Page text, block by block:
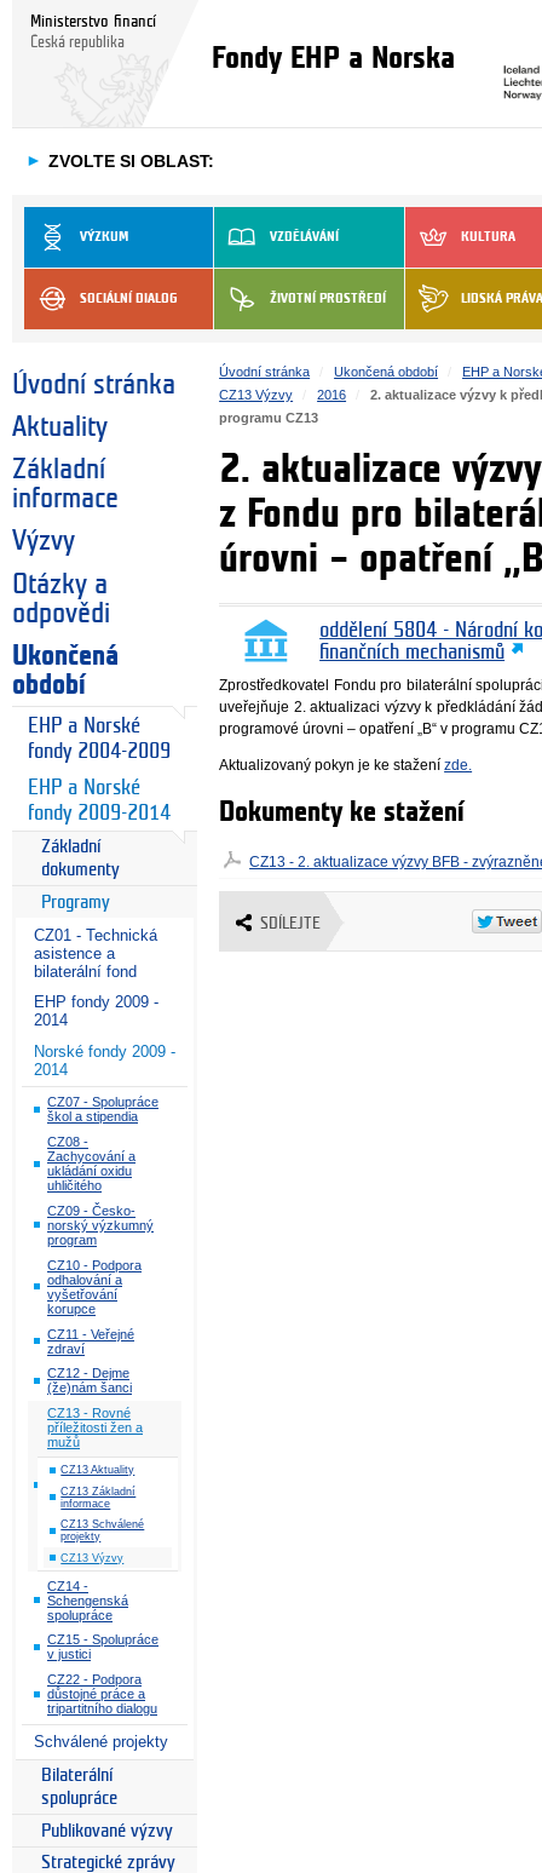
Ministerstvo financí
Česká republika
Fondy EHP a Norska
► ZVOLTE SI OBLAST:
VÝZKUM VZDĚLÁVÁNÍ KULTURA
SOCIÁLNÍ DIALOG ŽIVOTNÍ PROSTŘEDÍ LIDSKÁ PRÁVA
Úvodní stránka
Aktuality
Základní
informace
Výzvy
Otázky a
odpovědi
Ukončená
období
EHP a Norské
fondy 2004-2009
EHP a Norské
fondy 2009-2014
Základní
dokumenty
Programy
CZ01 - Technická
asistence a
bilaterální fond
EHP fondy 2009 -
2014
Norské fondy 2009 -
2014
CZ07 - Spolupráce
škol a stipendia
CZ08 -
Zachycování a
ukládání oxidu
uhličitého
CZ09 - Česko-
norský výzkumný
program
CZ10 - Podpora
odhalování a
vyšetřování
korupce
CZ11 - Veřejné
zdraví
CZ12 - Dejme
(že)nám šanci
CZ13 - Rovné
příležitosti žen a
mužů
CZ13 Aktuality
CZ13 Základní
informace
CZ13 Schválené
projekty
CZ13 Výzvy
CZ14 -
Schengenská
spolupráce
CZ15 - Spolupráce
v justici
CZ22 - Podpora
důstojné práce a
tripartitního dialogu
Schválené projekty
Bilaterální
spolupráce
Publikované výzvy
Strategické zprávy
Úvodní stránka Ukončená období
EHP a
CZ13 Výzvy
2016
2. aktualizace výzvy k
programu CZ13
2. aktualizace
z Fondu pro
úrovni – opatření
oddělení 5804 - Národní
finančních mechanismů
Zprostředkovatel Fondu pro bilaterální
uveřejňuje 2. aktualizaci výzvy k předkládání
programové úrovni – opatření „B“ v programu
Aktualizovaný pokyn je ke staženízde.
Dokumenty ke stažení
CZ13 - 2. aktualizace výzvy BFB -
SDÍLEJTE